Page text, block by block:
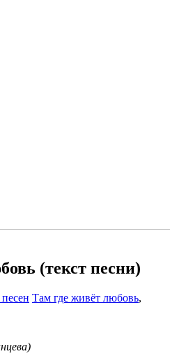
(текст песни)
Там где живёт любовь,